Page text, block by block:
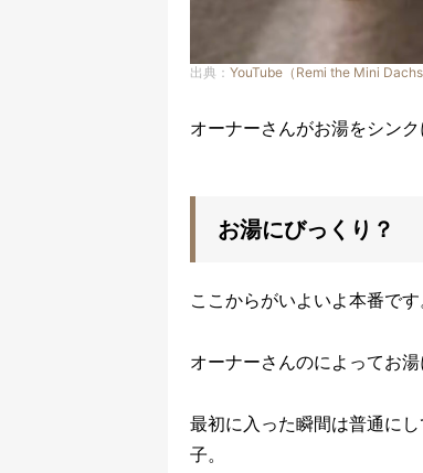
出典： YouTube（Remi the Mini
オーナーさんがお湯をシン
お湯にびっくり？
ここからがいよいよ本番です
オーナーさんのによってお湯
最初に入った瞬間は普通に
子。